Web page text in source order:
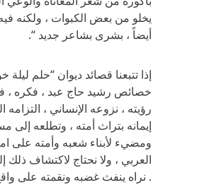
يخلو من بعض الكبوات ، ولكنه
أيضاً ، بشرى بشاعر جديد “.
إذا تتبعنا قصائد ديوان “حلم
خصائص رشيد حاج عبد ، فكره ،
رؤيته ، نزوعه الإنساني ، التزامه
إيمانه بتراث أمته ، وتطلعه
ومضيء لأبناء شعبه وأمته على
العربي ، ولا نحتاج لاكتشاف ذلك
. نراه ينفث غضبه ونقمته على